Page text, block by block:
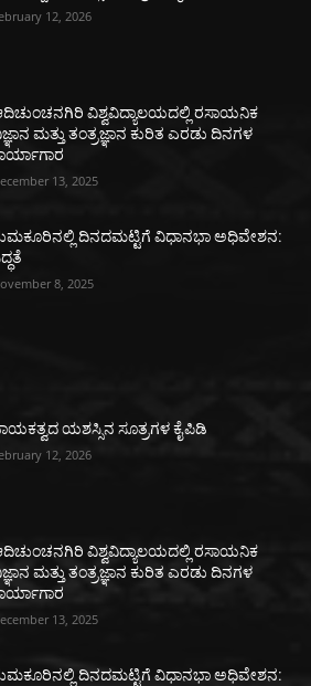
12, 2026
ವಿಶ್ವವಿದ್ಯಾಲಯದಲ್ಲಿ ರಸಾಯನಿಕ
ಮತ್ತು ತಂತ್ರಜ್ಞಾನ ಕುರಿತ ಎರಡು ದಿನಗಳ
13, 2025
ದಿನದಮಟ್ಟಿಗೆ ವಿಧಾನಭಾ ಅಧಿವೇಶನ:
8, 2025
ಯಶಸ್ಸಿನ ಸೂತ್ರಗಳ ಕೈಪಿಡಿ
12, 2026
ವಿಶ್ವವಿದ್ಯಾಲಯದಲ್ಲಿ ರಸಾಯನಿಕ
ಮತ್ತು ತಂತ್ರಜ್ಞಾನ ಕುರಿತ ಎರಡು ದಿನಗಳ
13, 2025
ದಿನದಮಟ್ಟಿಗೆ ವಿಧಾನಭಾ ಅಧಿವೇಶನ: